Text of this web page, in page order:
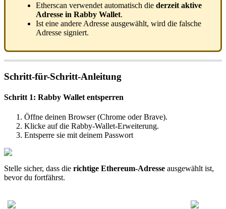
Etherscan verwendet automatisch die derzeit aktive
Adresse in Rabby Wallet.
Ist eine andere Adresse ausgewählt, wird die falsche
Adresse signiert.
Schritt-für-Schritt-Anleitung
Schritt 1: Rabby Wallet entsperren
Öffne deinen Browser (Chrome oder Brave).
Klicke auf die Rabby-Wallet-Erweiterung.
Entsperre sie mit deinem Passwort
Stelle sicher, dass die richtige Ethereum-Adresse ausgewählt ist,
bevor du fortfährst.